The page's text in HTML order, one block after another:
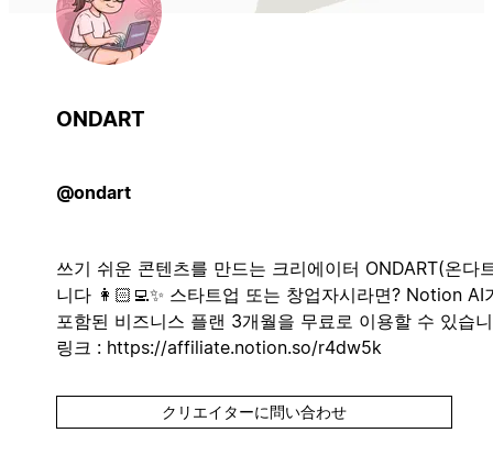
ONDART
@ondart
쓰기 쉬운 콘텐츠를 만드는 크리에이터 ONDART(온다
니다 👩🏻‍💻✨ 스타트업 또는 창업자시라면? Notion AI
포함된 비즈니스 플랜 3개월을 무료로 이용할 수 있습
링크 : https://affiliate.notion.so/r4dw5k
クリエイターに問い合わせ